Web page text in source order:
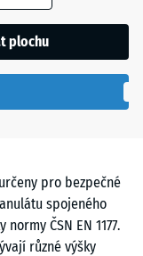
pro bezpečné
spojeného
ČSN EN 1177.
různé výšky
plochu